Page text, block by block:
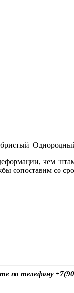
чем
сопоставим со
по телефону